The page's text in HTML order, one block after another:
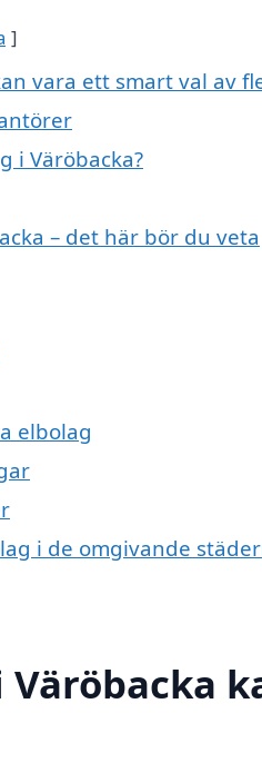
vara ett smart val av
i Väröbacka?
– det här bör du veta
elbolag
i de omgivande